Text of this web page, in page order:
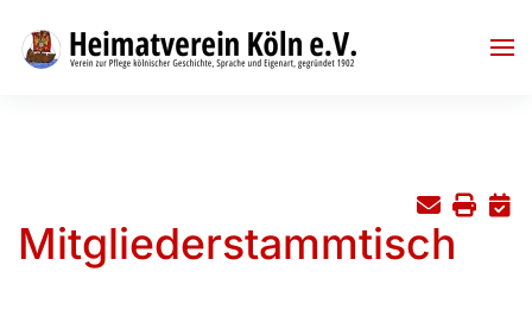
Skip to main content
Mitgliederstammtisch